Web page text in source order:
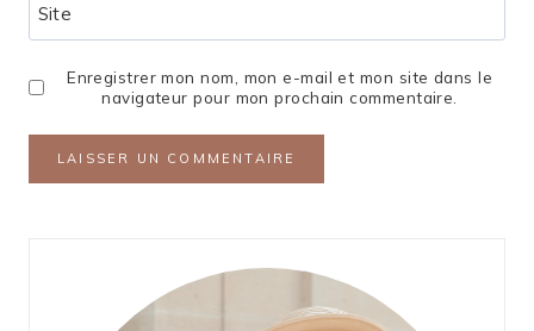
Site
Enregistrer mon nom, mon e-mail et mon site dans le
navigateur pour mon prochain commentaire.